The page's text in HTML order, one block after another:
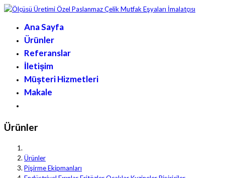
Ana Sayfa
Ürünler
Referanslar
İletişim
Müşteri Hizmetleri
Makale
Ürünler
Ürünler
Pişirme Ekipmanları